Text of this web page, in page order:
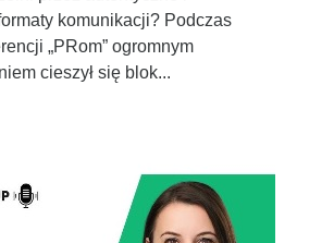
komunikacji? Podczas
„PRom” ogromnym
cieszył się blok...